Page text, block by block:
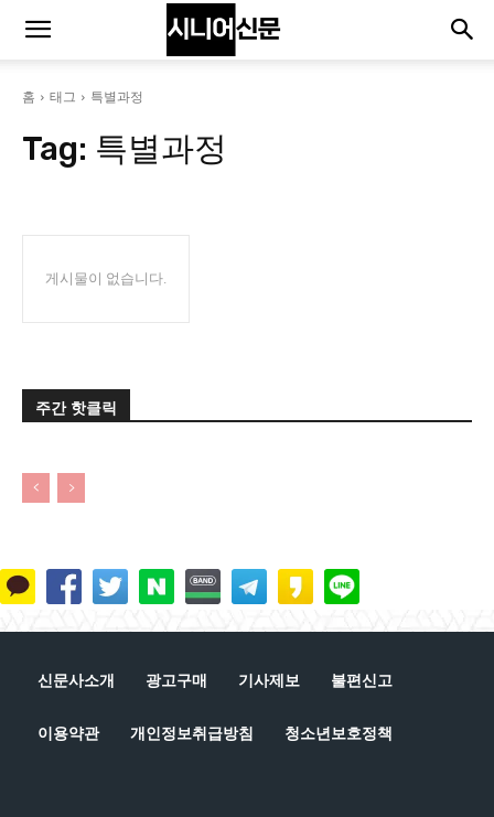
홈 태그 특별과정
Tag: 특별과정
게시물이 없습니다.
주간 핫클릭
신문사소개 광고구매 기사제보 불편신고
이용약관 개인정보취급방침 청소년보호정책